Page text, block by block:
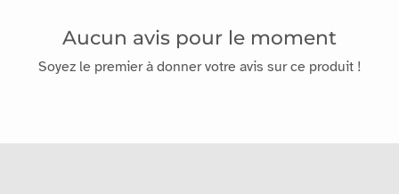
Aucun avis pour le moment
Soyez le premier à donner votre avis sur ce produit !